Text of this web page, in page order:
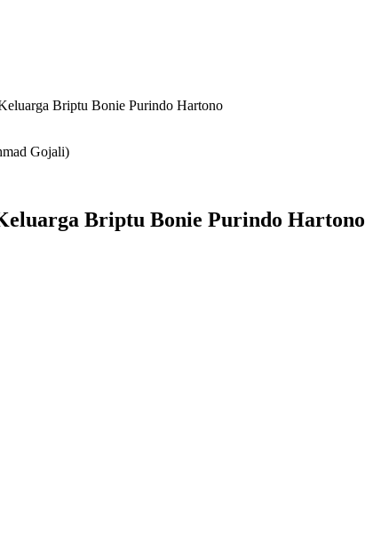
Briptu Bonie Purindo Hartono
Gojali)
Briptu Bonie Purindo Hartono